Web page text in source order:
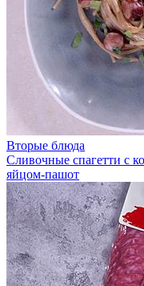
Вторые блюда
Сливочные спагетти с
яйцом-пашот